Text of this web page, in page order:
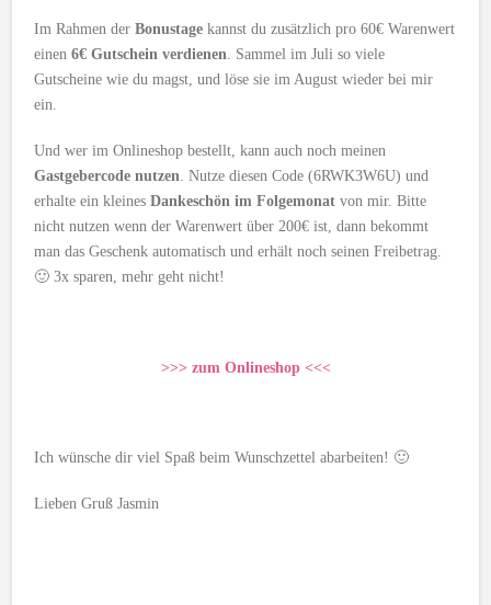
Im Rahmen derBonustage kannst du zusätzlich pro 60€ Warenwert
einen6€ Gutschein verdienen. Sammel im Juli so viele
Gutscheine wie du magst, und löse sie im August wieder bei mir
ein.
Und wer im Onlineshop bestellt, kann auch noch meinen
Gastgebercode nutzen . Nutze diesen Code (6RWK3W6U) und
erhalte ein kleinesDankeschön im Folgemonat von mir. Bitte
nicht nutzen wenn der Warenwert über 200€ ist, dann bekommt
man das Geschenk automatisch und erhält noch seinen Freibetrag.
🙂 3x sparen, mehr geht nicht!
>>> zum Onlineshop <<<
Ich wünsche dir viel Spaß beim Wunschzettel abarbeiten! 🙂
Lieben Gruß Jasmin